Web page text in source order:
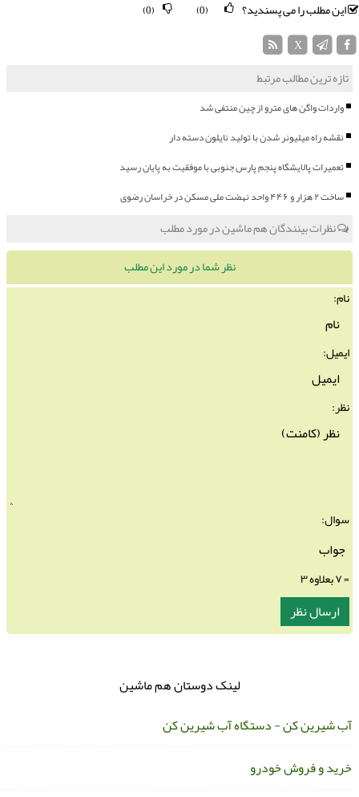
این مطلب را می پسندید؟ (0)
تازه ترین مطالب مرتبط
واردات واگن های مترو از چین منتفی شد
نقشه راه میلیونر شدن با تولید نایلون دسته دار
تعمیرات پالایشگاه پنجم پارس جنوبی با موفقیت به پایان رسید
ساخت ۲ هزار و ۴۴۶ واحد نهضت ملی مسکن در خراسان رضوی
نظرات بینندگان هم ماشین در مورد مطلب
نظر شما در مورد این مطلب
نام:
ایمیل:
نظر:
سوال:
لینک دوستان هم ماشین
شیرین کن - دستگاه آب شیرین کن
و فروش خودرو